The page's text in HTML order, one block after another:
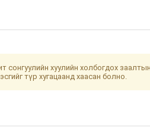
хуулийн холбогдох
түр хугацаанд хаасан болно.